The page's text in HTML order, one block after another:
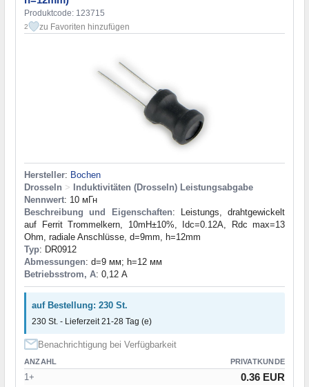
Produktcode: 123715
2 zu Favoriten hinzufügen
Hersteller: Bochen
Drosseln >
Induktivitäten (Drosseln) Leistungsabgabe
Nennwert: 10 мГн
Beschreibung und Eigenschaften: Leistungs, drahtgewickelt
auf Ferrit Trommelkern, 10mH±10%, Idc=0.12A, Rdc max=13
Ohm, radiale Anschlüsse, d=9mm, h=12mm
Typ: DR0912
Abmessungen: d=9 мм; h=12 мм
Betriebsstrom, A: 0,12 А
auf Bestellung: 230 St.
230 St. - Lieferzeit 21-28 Tag (e)
Benachrichtigung bei Verfügbarkeit
ANZAHL PRIVATKUNDE
1+ 0.36 EUR